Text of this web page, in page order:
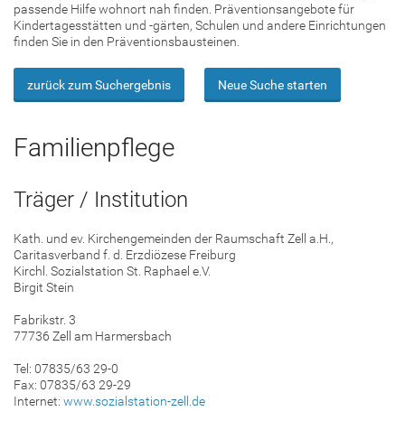
passende Hilfe wohnort nah finden. Präventionsangebote für
Kindertagesstätten und -gärten, Schulen und andere Einrichtungen
finden Sie in den Präventionsbausteinen.
zurück zum Suchergebnis Neue Suche starten
Familienpflege
Träger / Institution
Kath. und ev. Kirchengemeinden der Raumschaft Zell a.H.,
Caritasverband f. d. Erzdiözese Freiburg
Kirchl. Sozialstation St. Raphael e.V.
Birgit Stein
Fabrikstr. 3
77736 Zell am Harmersbach
Tel: 07835/63 29-0
Fax: 07835/63 29-29
Internet: www.sozialstation-zell.de